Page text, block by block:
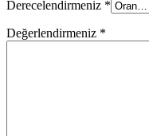
Derecelendirmeniz *
Değerlendirmeniz *